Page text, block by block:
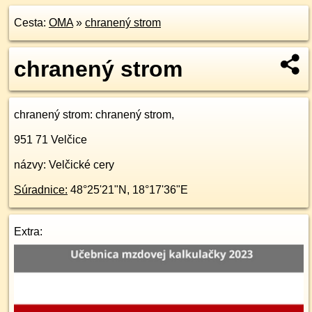
Cesta: OMA» chranený strom
chranený strom
chranený strom: chranený strom,
951 71 Velčice
názvy: Velčické cery
Súradnice: 48°25'21"N , 18°17'36"E
Extra: